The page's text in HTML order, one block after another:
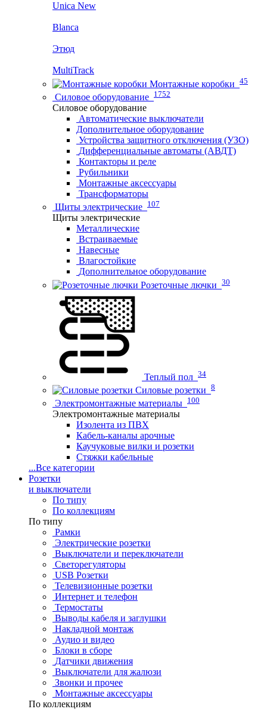
Unica New
Blanca
Этюд
MultiTrack
Монтажные коробки 45
Силовое оборудование 1752
Силовое оборудование
Автоматические выключатели
Дополнительное оборудование
Устройства защитного отключения (УЗО)
Дифференциальные автоматы (АВДТ)
Контакторы и реле
Рубильники
Монтажные аксессуары
Трансформаторы
Щиты электрические 107
Щиты электрические
Металлические
Встраиваемые
Навесные
Влагостойкие
Дополнительное оборудование
Розеточные лючки 30
Теплый пол 34
Силовые розетки 8
Электромонтажные материалы 100
Электромонтажные материалы
Изолента из ПВХ
Кабель-каналы арочные
Каучуковые вилки и розетки
Стяжки кабельные
...Все категории
Розетки
и выключатели
По типу
По коллекциям
По типу
Рамки
Электрические розетки
Выключатели и переключатели
Светорегуляторы
USB Розетки
Телевизионные розетки
Интернет и телефон
Термостаты
Выводы кабеля и заглушки
Накладной монтаж
Аудио и видео
Блоки в сборе
Датчики движения
Выключатели для жалюзи
Звонки и прочее
Монтажные аксессуары
По коллекциям